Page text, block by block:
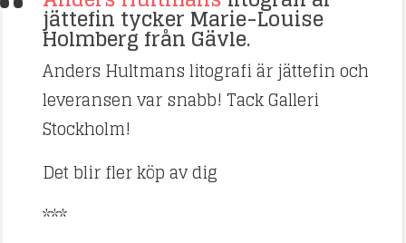
jättefin tycker Marie-Louise
Holmberg från Gävle.
Anders Hultmans litografi är jättefin och
leveransen var snabb! Tack Galleri
Stockholm!
Det blir fler köp av dig
***